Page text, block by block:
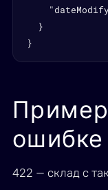
  }
}
ошибке
422 — склад с